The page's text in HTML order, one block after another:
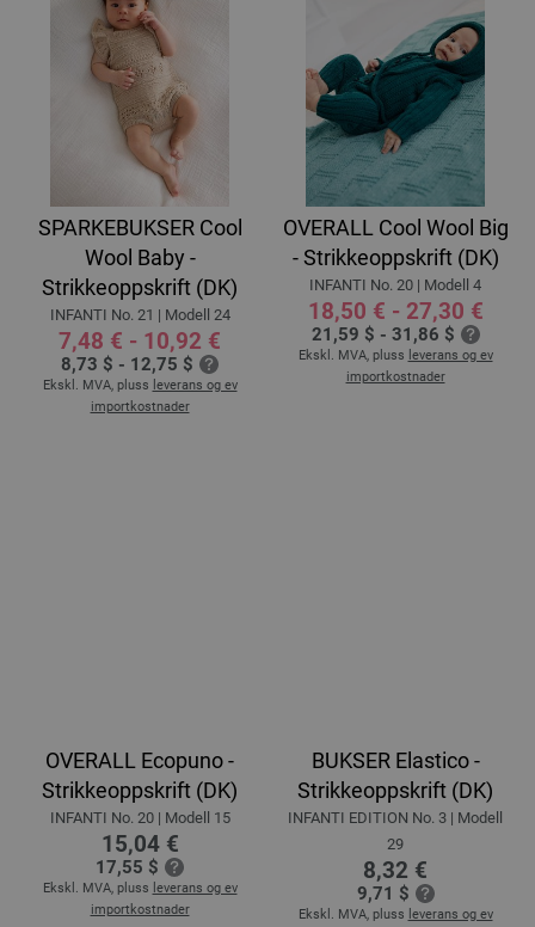
SPARKEBUKSER Cool
Wool Baby -
Strikkeoppskrift (DK)
INFANTI No. 21 | Modell 24
7,48 € - 10,92 €
8,73 $ - 12,75 $
Ekskl. MVA, pluss leverans og ev
importkostnader
OVERALL Cool Wool Big
- Strikkeoppskrift (DK)
INFANTI No. 20 | Modell 4
18,50 € - 27,30 €
21,59 $ - 31,86 $
Ekskl. MVA, pluss leverans og ev
importkostnader
OVERALL Ecopuno -
Strikkeoppskrift (DK)
INFANTI No. 20 | Modell 15
15,04 €
17,55 $
Ekskl. MVA, pluss leverans og ev
importkostnader
BUKSER Elastico -
Strikkeoppskrift (DK)
INFANTI EDITION No. 3 | Modell
29
8,32 €
9,71 $
Ekskl. MVA, pluss leverans og ev